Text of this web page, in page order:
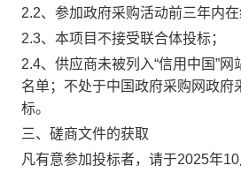
2.2、参加政府采购活动前三年内
2.3、本项目不接受联合体投标；
2.4、供应商未被列入“信用中国”
名单；不处于中国政府采购网政
标。
三、磋商文件的获取
凡有意参加投标者，请于2025年10